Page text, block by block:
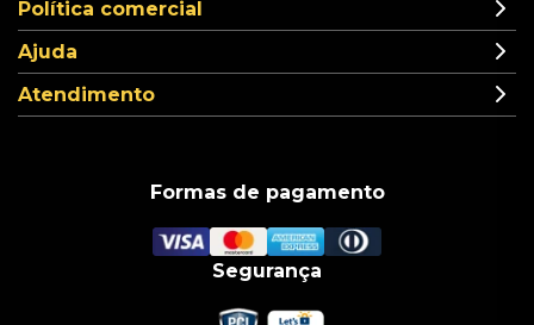
Política comercial
Ajuda
Atendimento
Formas de pagamento
Segurança